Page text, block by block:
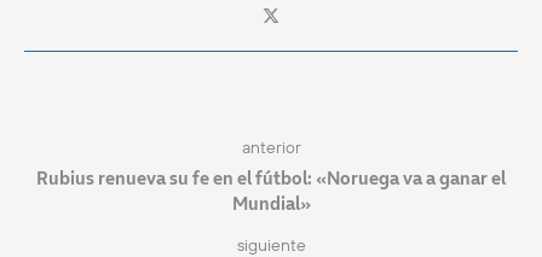
anterior
Rubius renueva su fe en el fútbol: «Noruega va a ganar el
Mundial»
siguiente